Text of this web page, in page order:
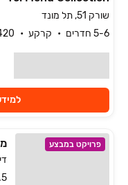
שורק 51, תל מונד
5-6 חדרים
קרקע
פרויקט במבצע
3.5